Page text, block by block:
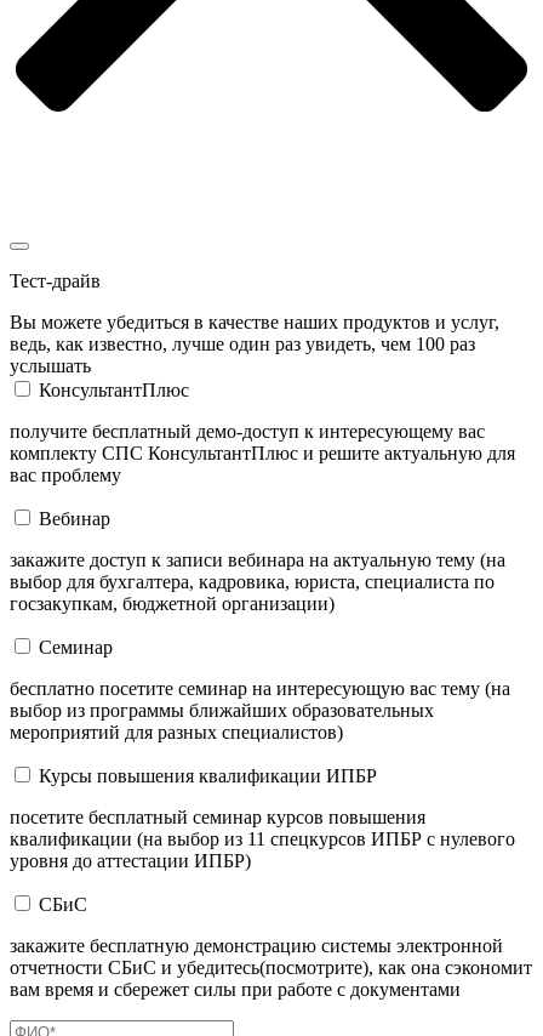
Тест-драйв
Вы можете убедиться в качестве наших продуктов и услуг,
ведь, как известно, лучше один раз увидеть, чем 100 раз
услышать
КонсультантПлюс
получите бесплатный демо-доступ к интересующему вас
комплекту СПС КонсультантПлюс и решите актуальную для
вас проблему
Вебинар
закажите доступ к записи вебинара на актуальную тему (на
выбор для бухгалтера, кадровика, юриста, специалиста по
госзакупкам, бюджетной организации)
Семинар
бесплатно посетите семинар на интересующую вас тему (на
выбор из программы ближайших образовательных
мероприятий для разных специалистов)
Курсы повышения квалификации ИПБР
посетите бесплатный семинар курсов повышения
квалификации (на выбор из 11 спецкурсов ИПБР с нулевого
уровня до аттестации ИПБР)
СБиС
закажите бесплатную демонстрацию системы электронной
отчетности СБиС и убедитесь(посмотрите), как она сэкономит
вам время и сбережет силы при работе с документами